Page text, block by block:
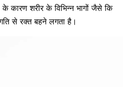
कारण शरीर के विभिन्न भागों जैसे कि
सेरक्तबहने लगता है।